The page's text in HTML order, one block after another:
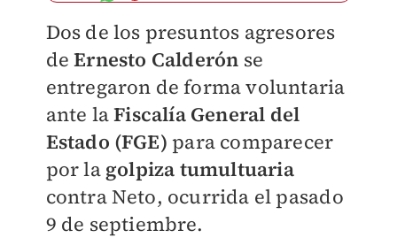
Dos de los presuntos agresores
deErnesto Calderón se
entregaron de forma voluntaria
ante laFiscalía General del
Estado (FGE) para comparecer
por la golpiza tumultuaria
contra Neto, ocurrida el pasado
9 de septiembre.